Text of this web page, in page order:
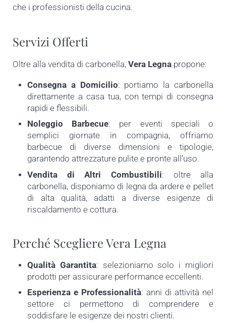
che i professionisti della cucina.
Servizi Offerti
Oltre alla vendita di carbonella, Vera Legnapropone:
Consegna a Domicilio: portiamo la carbonella
direttamente a casa tua, con tempi di consegna
rapidi e flessibili.
Noleggio Barbecue: per eventi speciali o
semplici giornate in compagnia, offriamo
barbecue di diverse dimensioni e tipologie,
garantendo attrezzature pulite e pronte all’uso.
Vendita di Altri Combustibili: oltre alla
carbonella, disponiamo di legna da ardere e pellet
di alta qualità, adatti a diverse esigenze di
riscaldamento e cottura.
Perché Scegliere Vera Legna
Qualità Garantita: selezioniamo solo i migliori
prodotti per assicurare performance eccellenti.
Esperienza e Professionalità: anni di attività nel
settore ci permettono di comprendere e
soddisfare le esigenze dei nostri clienti.